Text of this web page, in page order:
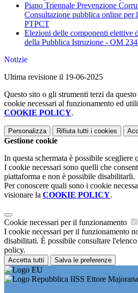
Piano Triennale Prevenzione
Consultazione pubblica online per
PTPCT
Elezioni delle componenti elettive
della Pubblica Istruzione - OM
Notizie
Ultima revisione il 19-06-2025
Questo sito o gli strumenti terzi da
cookie necessari al funzionamento ed
COOKIE POLICY.
Personalizza Rifiuta tutti i cookies
Gestione cookie
In questa schermata è possibile scegliere
I cookie necessari sono quelli che
piattaforma e non è possibile disabilitarli.
Per conoscere quali sono i cookie
visionare la COOKIE POLICY.
Cookie necessari per il funzionamento
I cookie necessari per il funzionamento
disabilitati. È possibile consultare
policy.
Accetta tutti Salva le preferenze
IISS Ettore Majorana